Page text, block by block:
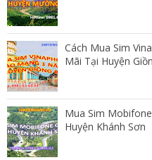
Cách Mua Sim
Mãi Tại Huyện
Mua Sim
Huyện Khánh Sơn